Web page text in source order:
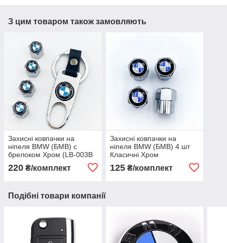
З цим товаром також замовляють
Захисні ковпачки на
ніпеля BMW (БМВ) c
брелоком Хром (LB-003B
220 ₴/комплект
Захисні ковпачки на
ніпеля BMW (БМВ) 4 шт
Класичні Хром
125₴/комплект
Подібні товари компанії